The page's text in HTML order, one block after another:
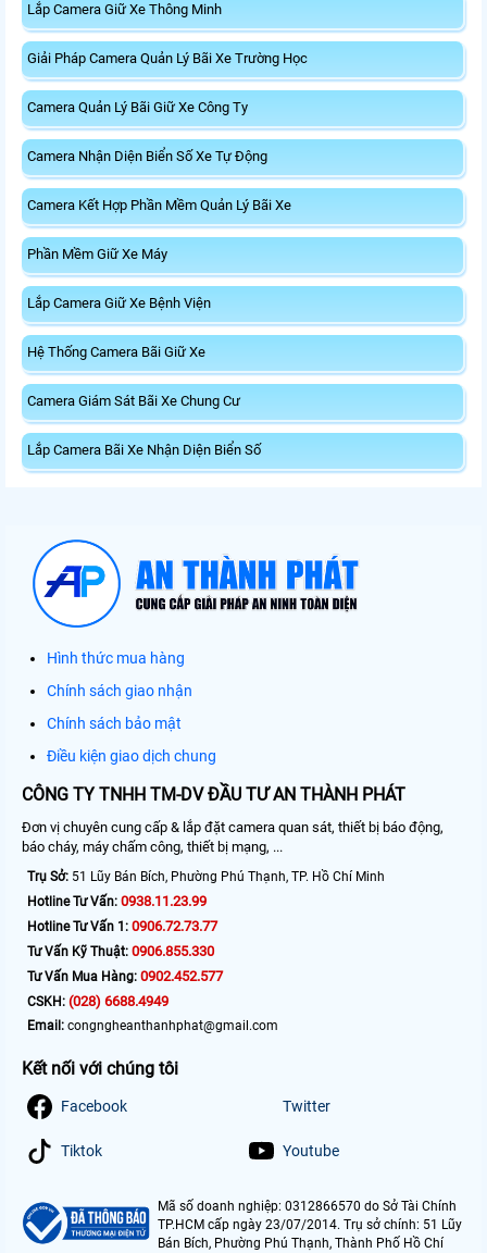
Lắp Camera Giữ Xe Thông Minh
Giải Pháp Camera Quản Lý Bãi Xe Trường Học
Camera Quản Lý Bãi Giữ Xe Công Ty
Camera Nhận Diện Biển Số Xe Tự Động
Camera Kết Hợp Phần Mềm Quản Lý Bãi Xe
Phần Mềm Giữ Xe Máy
Lắp Camera Giữ Xe Bệnh Viện
Hệ Thống Camera Bãi Giữ Xe
Camera Giám Sát Bãi Xe Chung Cư
Lắp Camera Bãi Xe Nhận Diện Biển Số
Hình thức mua hàng
Chính sách giao nhận
Chính sách bảo mật
Điều kiện giao dịch chung
CÔNG TY TNHH TM-DV ĐẦU TƯ AN THÀNH PHÁT
Đơn vị chuyên cung cấp & lắp đặt camera quan sát, thiết bị báo động,
báo cháy, máy chấm công, thiết bị mạng, ...
Trụ Sở: 51 Lũy Bán Bích, Phường Phú Thạnh, TP. Hồ Chí Minh
Hotline Tư Vấn: 0938.11.23.99
Hotline Tư Vấn 1: 0906.72.73.77
Tư Vấn Kỹ Thuật: 0906.855.330
Tư Vấn Mua Hàng: 0902.452.577
CSKH: (028) 6688.4949
Email: congngheanthanhphat@gmail.com
Kết nối với chúng tôi
Facebook Twitter
Tiktok Youtube
Mã số doanh nghiệp: 0312866570 do Sở Tài Chính
TP.HCM cấp ngày 23/07/2014. Trụ sở chính: 51 Lũy
Bán Bích, Phường Phú Thạnh, Thành Phố Hồ Chí